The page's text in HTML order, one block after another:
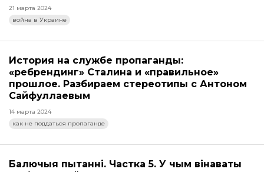
21 марта 2024
война в Украине
История на службе пропаганды:
«ребрендинг» Сталина и «правильное»
прошлое. Разбираем стереотипы с Антоном
Сайфуллаевым
14 марта 2024
как не поддаться пропаганде
Балючыя пытанні. Частка 5. У чым вінаваты